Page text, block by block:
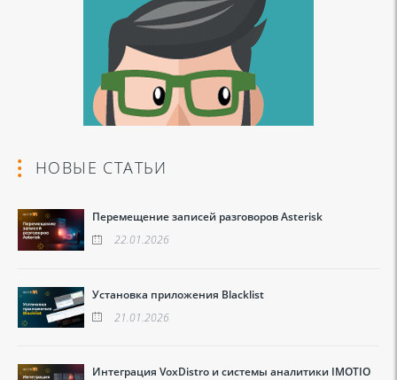
НОВЫЕ СТАТЬИ
Перемещение записей разговоров Asterisk
22.01.2026
Установка приложения Blacklist
21.01.2026
Интеграция VoxDistro и системы аналитики IMOTIO